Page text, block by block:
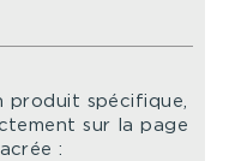
produit spécifique,
sur la page
: